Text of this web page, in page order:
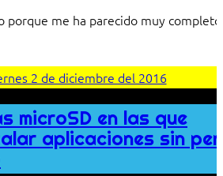
porque me ha parecido muy
2 de diciembre del 2016
microSD en las que
aplicaciones sin